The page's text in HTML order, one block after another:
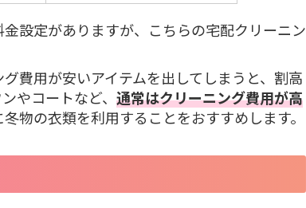
設定がありますが、こちらの宅配クリーニン
費用が安いアイテムを出してしまうと、割高
やコートなど、 通常はクリーニング費用が高
物の衣類を利用することをおすすめします。